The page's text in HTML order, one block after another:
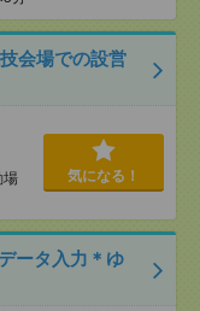
会場での設営
場
気になる！
ータ入力＊ゆ